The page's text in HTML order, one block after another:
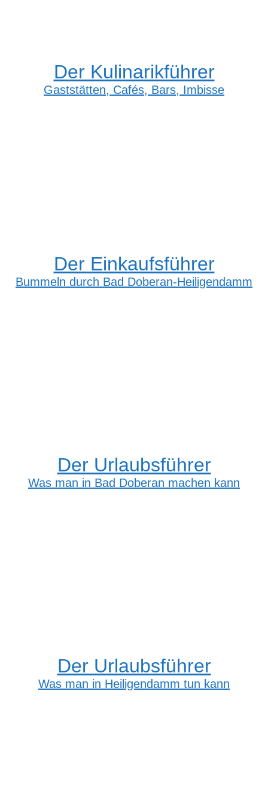
Der Kulinarikführer
Gaststätten, Cafés, Bars, Imbisse
Der Einkaufsführer
Bummeln durch Bad Doberan-Heiligendamm
Der Urlaubsführer
Was man in Bad Doberan machen kann
Der Urlaubsführer
Was man in Heiligendamm tun kann